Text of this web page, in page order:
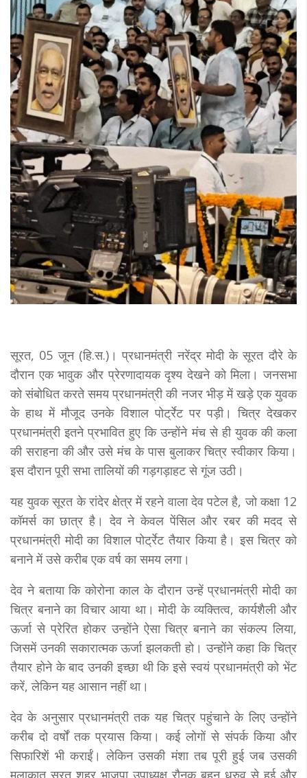
सूरत, 05 जून (हि.स.)। प्रधानमंत्री नरेंद्र मोदी के सूरत दौरे के
दौरान एक भावुक और प्रेरणादायक दृश्य देखने को मिला। जनसभा
को संबोधित करते समय प्रधानमंत्री की नजर भीड़ में खड़े एक युवक
के हाथ में मौजूद उनके विशाल पोर्ट्रेट पर पड़ी। चित्र देखकर
प्रधानमंत्री इतने प्रभावित हुए कि उन्होंने मंच से ही युवक की कला
की सराहना की और उसे मंच के पास बुलाकर चित्र स्वीकार किया।
इस दौरान पूरी सभा तालियों की गड़गड़ाहट से गूंज उठी।
यह युवक सूरत के रांदेर क्षेत्र में रहने वाला देव पटेल है, जो कक्षा 12
कॉमर्स का छात्र है। देव ने केवल पेंसिल और रबर की मदद से
प्रधानमंत्री मोदी का विशाल पोर्ट्रेट तैयार किया है। इस चित्र को
बनाने में उसे करीब एक वर्ष का समय लगा।
देव ने बताया कि कोरोना काल के दौरान उन्हें प्रधानमंत्री मोदी का
चित्र बनाने का विचार आया था। मोदी के व्यक्तित्व, कार्यशैली और
ऊर्जा से प्रेरित होकर उन्होंने ऐसा चित्र बनाने का संकल्प लिया,
जिसमें उनकी सकारात्मक ऊर्जा झलकती हो। उन्होंने कहा कि चित्र
तैयार होने के बाद उनकी इच्छा थी कि इसे स्वयं प्रधानमंत्री को भेंट
करें, लेकिन यह आसान नहीं था।
देव के अनुसार प्रधानमंत्री तक यह चित्र पहुंचाने के लिए उन्होंने
करीब दो वर्षों तक प्रयास किया। कई लोगों से संपर्क किया और
सिफारिशें भी कराईं। लेकिन उसकी मंशा तब पूरी हुई जब उसकी
मुलाकात सूरत शहर भाजपा उपाध्यक्ष रौनक बहन ध्रुव से हुई और